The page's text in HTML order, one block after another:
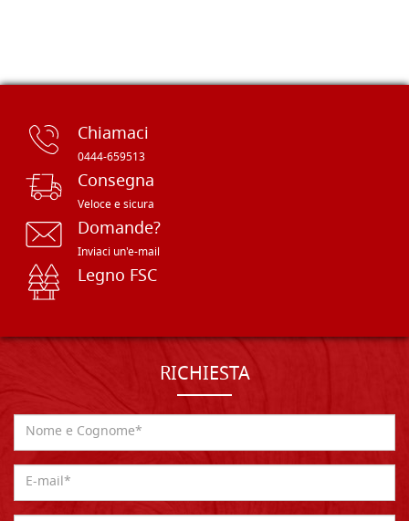
Chiamaci
0444-659513
Consegna
Veloce e sicura
Domande?
Inviaci un'e-mail
Legno FSC
RICHIESTA